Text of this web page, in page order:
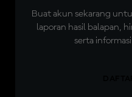
Buat akun sekarang
laporan hasil balapan,
serta